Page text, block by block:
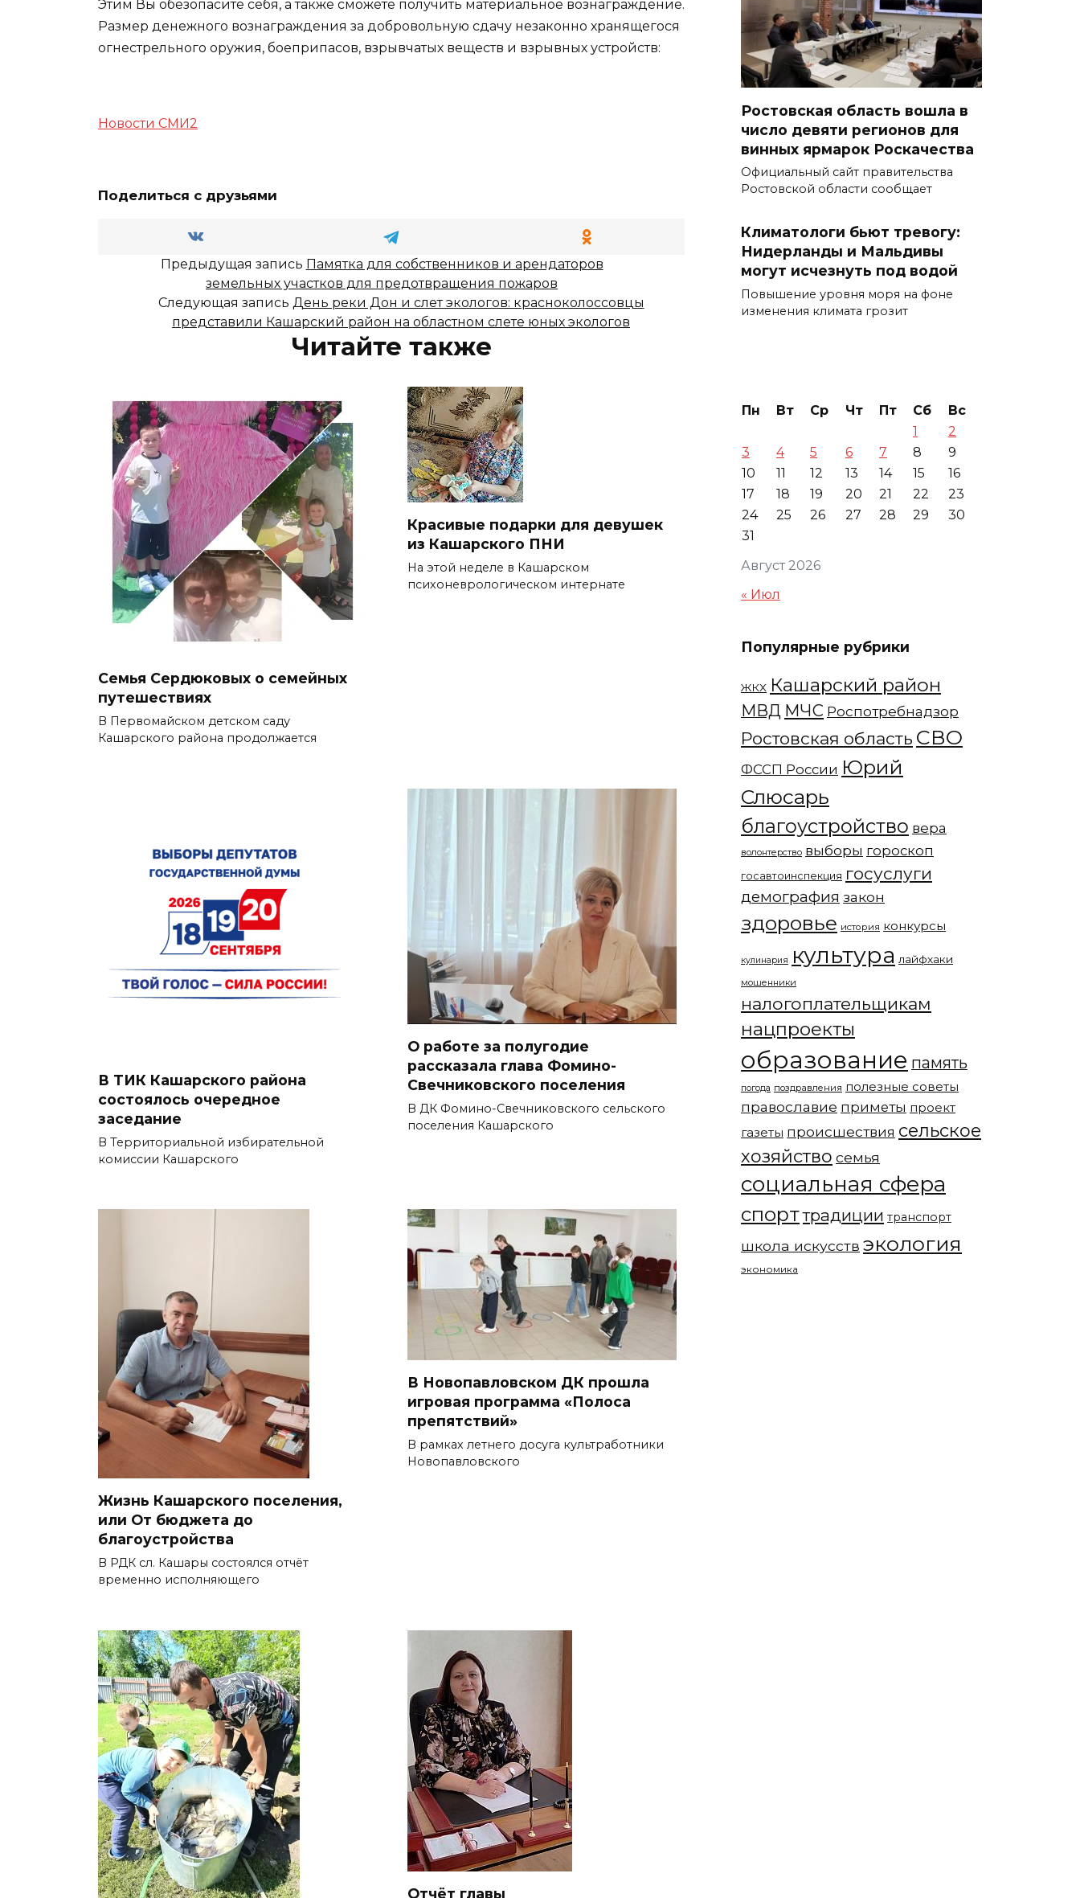
Этим Вы обезопасите себя, а также сможете получить материальное вознаграждение.
Размер денежного вознаграждения за добровольную сдачу незаконно хранящегося
огнестрельного оружия, боеприпасов, взрывчатых веществ и взрывных устройств:
Новости СМИ2
Поделиться с друзьями
Предыдущая запись Памятка для собственников и арендаторов
земельных участков для предотвращения пожаров
Следующая запись День реки Дон и слет экологов: красноколоссовцы
представили Кашарский район на областном слете юных экологов
Читайте также
Семья Сердюковых о семейных
путешествиях
В Первомайском детском саду
Кашарского района продолжается
Красивые подарки для девушек
из Кашарского ПНИ
На этой неделе в Кашарском
психоневрологическом интернате
В ТИК Кашарского района
состоялось очередное
заседание
В Территориальной избирательной
комиссии Кашарского
О работе за полугодие
рассказала глава Фомино-
Свечниковского поселения
В ДК Фомино-Свечниковского сельского
поселения Кашарского
Жизнь Кашарского поселения,
или От бюджета до
благоустройства
В РДК сл. Кашары состоялся отчёт
временно исполняющего
В Новопавловском ДК прошла
игровая программа «Полоса
препятствий»
В рамках летнего досуга культработники
Новопавловского
Отчёт главы
Ростовская область вошла в
число девяти регионов для
винных ярмарок Роскачества
Официальный сайт правительства
Ростовской области сообщает
Климатологи бьют тревогу:
Нидерланды и Мальдивы
могут исчезнуть под водой
Повышение уровня моря на фоне
изменения климата грозит
Август 2026
Пн Вт Ср Чт Пт Сб
Вс
1
2
3
4 5 6 7 8
9
10
11 12 13 14 15
16
17
18 19 20 21 22
23
24
25 26 27 28 29
30
31
« Июл
Популярные рубрики
ЖКХ Кашарский район
МВД МЧС Роспотребнадзор
Ростовская область СВО
ФССП России Юрий
Слюсарь
благоустройство вера
волонтерство выборы гороскоп
госавтоинспекция госуслуги
демография закон
здоровье история конкурсы
кулинария культура лайфхаки
мошенники
налогоплательщикам
нацпроекты
образование память
погода поздравления полезные советы
православие приметы проект
газеты происшествия сельское
хозяйство семья
социальная сфера
спорттрадиции транспорт
школа искусств экология
экономика